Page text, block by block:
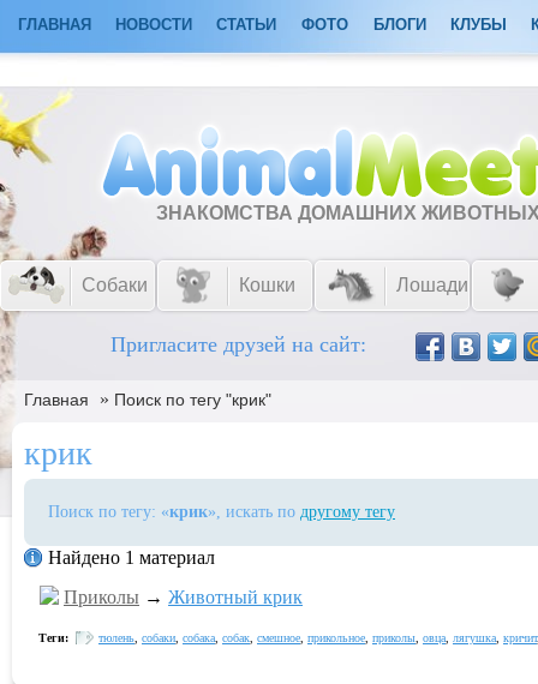
ГЛАВНАЯ НОВОСТИ СТАТЬИ ФОТО БЛОГИ КЛУБЫ
ЗНАКОМСТВА ДОМАШНИХ
Собаки Кошки Лошади
Пригласите друзей на сайт:
Главная » Поиск по тегу "крик"
крик
Поиск по тегу: «крик», искать по другому тегу
Найдено 1 материал
Приколы → Животный крик
Теги: тюлень собаки собака собак смешное прикольное приколы овца лягушка кричит